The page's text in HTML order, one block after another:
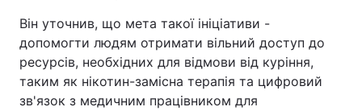
Він уточнив, що мета такої ініціативи -
допомогти людям отримати вільний доступ до
ресурсів, необхідних для відмови від куріння,
таким як нікотин-замісна терапія та цифровий
зв'язок з медичним працівником для